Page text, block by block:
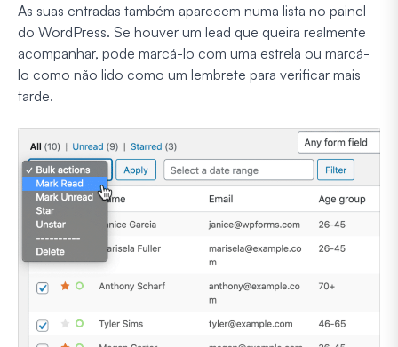
As suas entradas também aparecem numa lista no painel
do WordPress. Se houver um lead que queira realmente
acompanhar, pode marcá-lo com uma estrela ou marcá-
lo como não lido como um lembrete para verificar mais
tarde.